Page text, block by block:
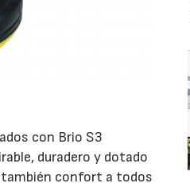
con Brio S3
duradero y dotado
también confort a todos